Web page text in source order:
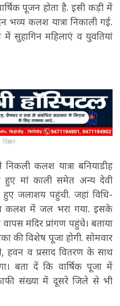
पूजन होता है. इसी कड़ी में
भव्य कलश यात्रा निकाली गई.
सुहागिन महिलाएं व युवतियां
विज्ञापन
कलश यात्रा बनियाडीह
हुए मां काली समेत अन्य देवी
जलाशय पहुंची. जहां विधि-
कलश में जल भरा गया. इसके
मंदिर प्रांगण पहुंचे। बताया
की विशेष पूजा होगी. सोमवार
हवन व प्रसाद वितरण के साथ
बता दें कि वार्षिक पूजा में
संख्या में दूसरे जिले से भी